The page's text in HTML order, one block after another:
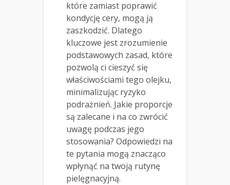
które zamiast poprawić
kondycję cery, mogą ją
zaszkodzić. Dlatego
kluczowe jest zrozumienie
podstawowych zasad, które
pozwolą ci cieszyć się
właściwościami tego olejku,
minimalizując ryzyko
podrażnień. Jakie proporcje
są zalecane i na co zwrócić
uwagę podczas jego
stosowania? Odpowiedzi na
te pytania mogą znacząco
wpłynąć na twoją rutynę
pielęgnacyjną.